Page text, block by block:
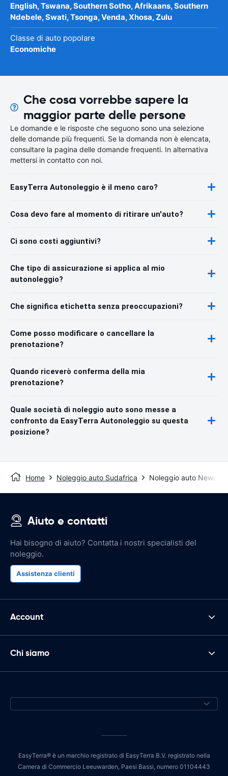
English, Tswana, Southern Sotho, Afrikaans, Southern
Ndebele, Swati, Tsonga, Venda, Xhosa, Zulu
Classe di auto popolare
Economiche
Che cosa vorrebbe sapere la
maggior parte delle persone
Le domande e le risposte che seguono sono una selezione
delle domande più frequenti. Se la domanda non è elencata,
consultare la pagina delle domande frequenti. In alternativa
mettersi in contatto con noi.
EasyTerra Autonoleggio è il meno caro?
Cosa devo fare al momento di ritirare un'auto?
Ci sono costi aggiuntivi?
Che tipo di assicurazione si applica al mio
autonoleggio?
Che significa etichetta senza preoccupazioni?
Come posso modificare o cancellare la
prenotazione?
Quando riceverò conferma della mia
prenotazione?
Quale società di noleggio auto sono messe a
confronto da EasyTerra Autonoleggio su questa
posizione?
Home Noleggio auto Sudafrica Noleggio auto
Aiuto e contatti
Hai bisogno di aiuto? Contatta i nostri specialisti del
noleggio.
Assistenza clienti
Account
Chi siamo
EasyTerra® è un marchio registrato di EasyTerra B.V. registrato nella
Camera di Commercio Leeuwarden, Paesi Bassi, numero 01104443